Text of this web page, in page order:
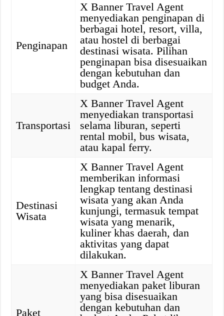
Penginapan
X Banner Travel Agent
menyediakan penginapan di
berbagai hotel, resort, villa,
atau hostel di berbagai
destinasi wisata. Pilihan
penginapan bisa disesuaikan
dengan kebutuhan dan
budget Anda.
Transportasi
X Banner Travel Agent
menyediakan transportasi
selama liburan, seperti
rental mobil, bus wisata,
atau kapal ferry.
Destinasi
Wisata
X Banner Travel Agent
memberikan informasi
lengkap tentang destinasi
wisata yang akan Anda
kunjungi, termasuk tempat
wisata yang menarik,
kuliner khas daerah, dan
aktivitas yang dapat
dilakukan.
Paket
X Banner Travel Agent
menyediakan paket liburan
yang bisa disesuaikan
dengan kebutuhan dan